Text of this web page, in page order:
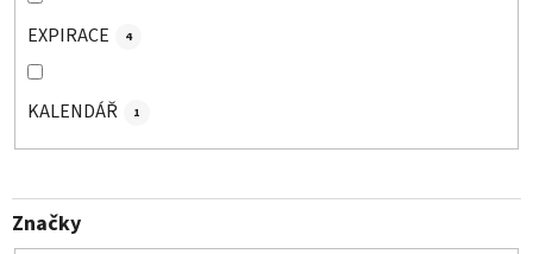
EXPIRACE 4
KALENDÁŘ 1
Značky